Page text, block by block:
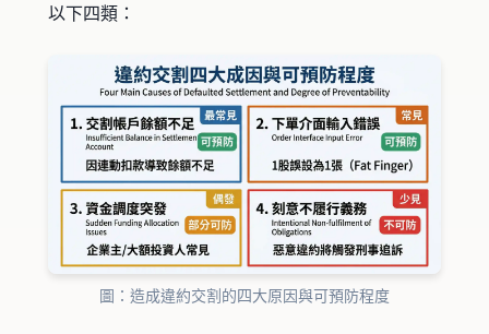
以下四類：
圖：造成違約交割的四大原因與可預防程度